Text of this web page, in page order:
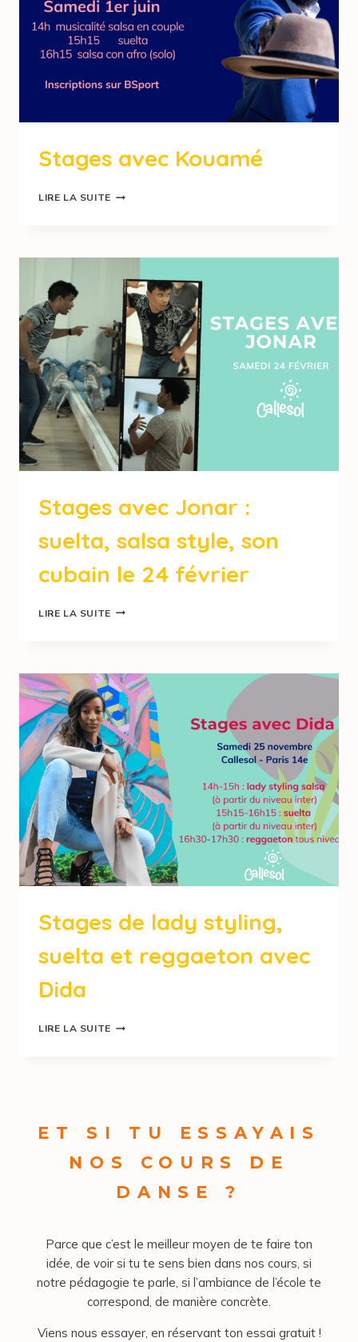
Stages avec Kouamé
LIRE LA SUITE
Stages avec Jonar :
suelta, salsa style, son
cubain le 24 février
LIRE LA SUITE
Stages de lady styling,
suelta et reggaeton avec
Dida
LIRE LA SUITE
ET SI TU ESSAYAIS
NOS COURS DE
DANSE ?
Parce que c’est le meilleur moyen de te faire ton
idée, de voir si tu te sens bien dans nos cours, si
notre pédagogie te parle, si l’ambiance de l’école te
correspond, de manière concrète.
Viens nous essayer, en réservant ton essai gratuit !